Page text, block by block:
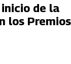
de la
los Premios